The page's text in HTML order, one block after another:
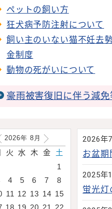
ペットの飼い方
狂犬病予防注射について
飼い主のいない猫不妊去
金制度
動物の死がいについて
豪雨被害復旧に伴う減免
2026年
お盆期
2025年
蛍光灯
2026年 8 月
火 水 木 金 土
1
4 5 6 7
8
11 12 13 14 15
18 19 20 21 22